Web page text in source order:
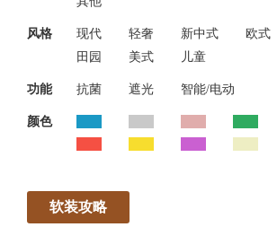
风格 现代 轻奢 新中式 欧式
田园
美式 儿童
功能 抗菌 遮光 智能/电动
颜色
软装攻略